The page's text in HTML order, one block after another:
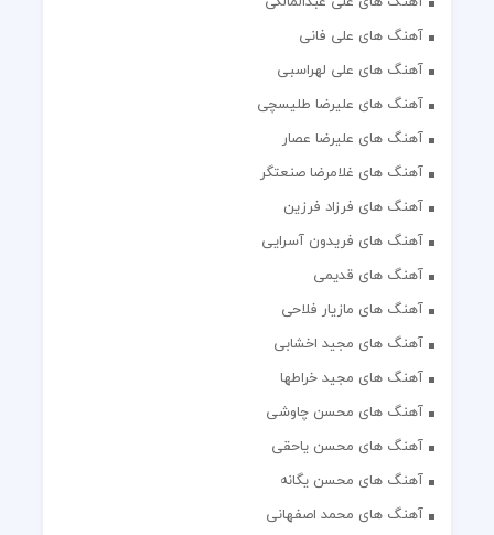
آهنگ های علی فانی
آهنگ های علی لهراسبی
آهنگ های علیرضا طلیسچی
آهنگ های علیرضا عصار
آهنگ های غلامرضا صنعتگر
آهنگ های فرزاد فرزین
آهنگ های فریدون آسرایی
آهنگ های قدیمی
آهنگ های مازیار فلاحی
آهنگ های مجید اخشابی
آهنگ های مجید خراطها
آهنگ های محسن چاوشی
آهنگ های محسن یاحقی
آهنگ های محسن یگانه
آهنگ های محمد اصفهانی